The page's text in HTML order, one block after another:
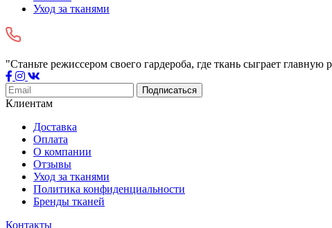
Уход за тканями
"Станьте режиссером своего гардероба, где ткань сыграет главную
Подписаться
Клиентам
Доставка
Оплата
О компании
Отзывы
Уход за тканями
Политика конфиденциальности
Бренды тканей
Контакты